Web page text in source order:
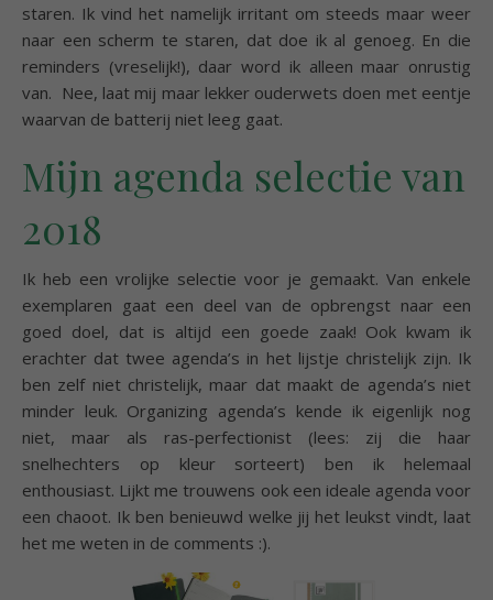
staren. Ik vind het namelijk irritant om steeds maar weer
naar een scherm te staren, dat doe ik al genoeg. En die
reminders (vreselijk!), daar word ik alleen maar onrustig
van. Nee, laat mij maar lekker ouderwets doen met eentje
waarvan de batterij niet leeg gaat.
Mijn agenda selectie van
2018
Ik heb een vrolijke selectie voor je gemaakt. Van enkele
exemplaren gaat een deel van de opbrengst naar een
goed doel, dat is altijd een goede zaak! Ook kwam ik
erachter dat twee agenda’s in het lijstje christelijk zijn. Ik
ben zelf niet christelijk, maar dat maakt de agenda’s niet
minder leuk. Organizing agenda’s kende ik eigenlijk nog
niet, maar als ras-perfectionist (lees: zij die haar
snelhechters op kleur sorteert) ben ik helemaal
enthousiast. Lijkt me trouwens ook een ideale agenda voor
een chaoot. Ik ben benieuwd welke jij het leukst vindt, laat
het me weten in de comments :).